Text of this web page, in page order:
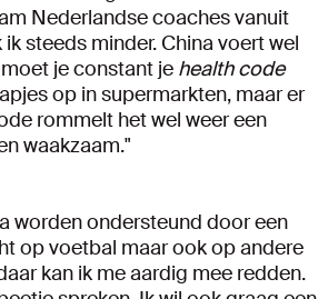
Nederlandse coaches vanuit
steeds minder. China voert wel
je constant je health code
op in supermarkten, maar er
rommelt het wel weer een
waakzaam."
worden ondersteund door een
op voetbal maar ook op andere
kan ik me aardig mee redden.